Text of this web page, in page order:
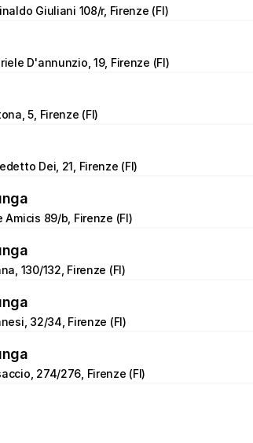
Giuliani 108/r, Firenze (FI)
D'annunzio, 19, Firenze (FI)
5, Firenze (FI)
Dei, 21, Firenze (FI)
Amicis 89/b, Firenze (FI)
130/132, Firenze (FI)
32/34, Firenze (FI)
274/276, Firenze (FI)